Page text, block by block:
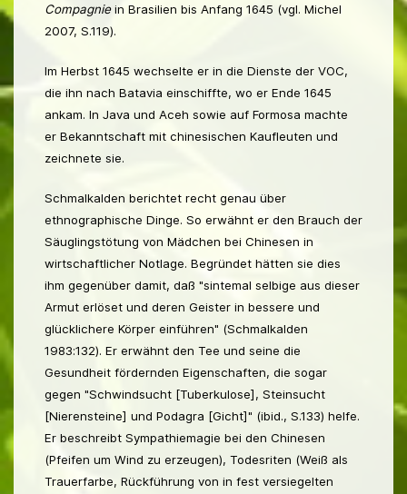
Compagniein Brasilien bis Anfang 1645 (vgl. Michel
2007, S.119).
Im Herbst 1645 wechselte er in die Dienste der VOC,
die ihn nach Batavia einschiffte, wo er Ende 1645
ankam. In Java und Aceh sowie auf Formosa machte
er Bekanntschaft mit chinesischen Kaufleuten und
zeichnete sie.
Schmalkalden berichtet recht genau über
ethnographische Dinge. So erwähnt er den Brauch der
Säuglingstötung von Mädchen bei Chinesen in
wirtschaftlicher Notlage. Begründet hätten sie dies
ihm gegenüber damit, daß "sintemal selbige aus dieser
Armut erlöset und deren Geister in bessere und
glücklichere Körper einführen" (Schmalkalden
1983:132). Er erwähnt den Tee und seine die
Gesundheit fördernden Eigenschaften, die sogar
gegen "Schwindsucht [Tuberkulose], Steinsucht
[Nierensteine] und Podagra [Gicht]" (ibid., S.133) helfe.
Er beschreibt Sympathiemagie bei den Chinesen
(Pfeifen um Wind zu erzeugen), Todesriten (Weiß als
Trauerfarbe, Rückführung von in fest versiegelten